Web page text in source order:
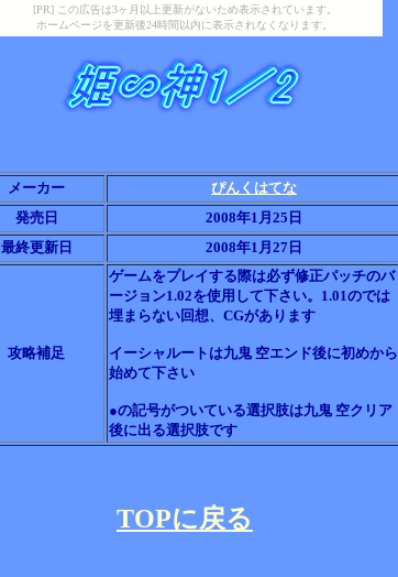
[PR] この広告は3ヶ月以上更新がないため表示されています。
ホームページを更新後24時間以内に表示されなくなります。
メーカー
ぴんくはてな
発売日
2008年1月25日
最終更新日
2008年1月27日
攻略補足
ゲームをプレイする際は必ず修正パッチのバ
ージョン1.02を使用して下さい。1.01のでは
埋まらない回想、CGがあります
イーシャルートは九鬼 空エンド後に初めから
始めて下さい
●の記号がついている選択肢は九鬼 空クリア
後に出る選択肢です
TOPに戻る